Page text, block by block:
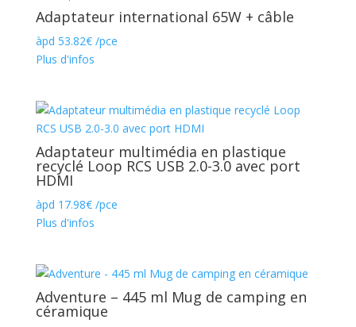
Adaptateur international 65W + câble
àpd 53.82€/pce
Plus d'infos
Adaptateur multimédia en plastique
recyclé Loop RCS USB 2.0-3.0 avec port
HDMI
àpd 17.98€/pce
Plus d'infos
Adventure – 445 ml Mug de camping en
céramique